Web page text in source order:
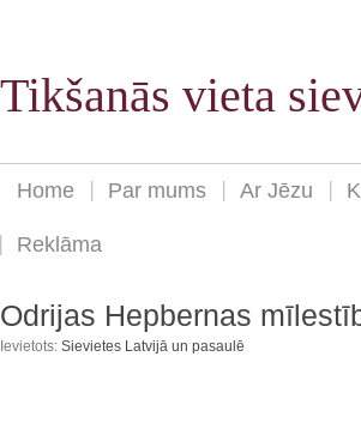
Tikšanās vieta
Home Par mums Ar Jēzu
Reklāma
Odrijas Hepbernas
Ievietots: Sievietes Latvijā un pasaulē